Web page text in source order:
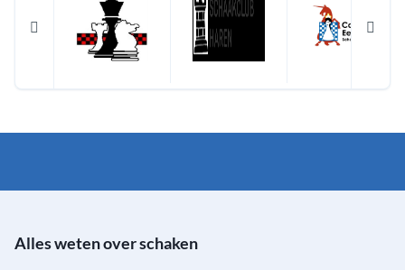
Alles weten over schaken